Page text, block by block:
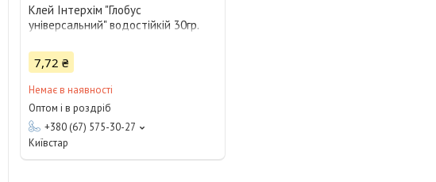
Клей Інтерхім "Глобус
універсальний" водостійкій 30гр.
7,72 ₴
Немає в наявності
Оптом і в роздріб
+380 (67) 575-30-27
Київстар